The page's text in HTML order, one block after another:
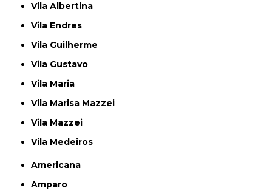
Vila Albertina
Vila Endres
Vila Guilherme
Vila Gustavo
Vila Maria
Vila Marisa Mazzei
Vila Mazzei
Vila Medeiros
Americana
Amparo